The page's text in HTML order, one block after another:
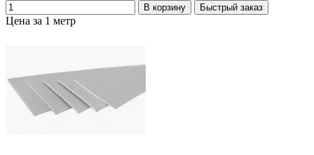
В корзину Быстрый заказ
Цена за 1 метр